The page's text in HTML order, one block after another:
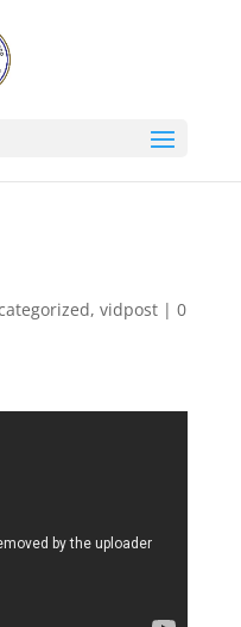
, vidpost| 0